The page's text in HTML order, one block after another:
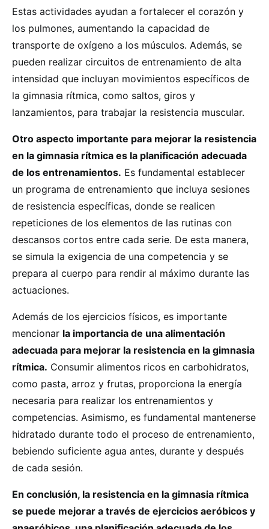
Estas actividades ayudan a fortalecer el corazón y
los pulmones, aumentando la capacidad de
transporte de oxígeno a los músculos. Además, se
pueden realizar circuitos de entrenamiento de alta
intensidad que incluyan movimientos específicos de
la gimnasia rítmica, como saltos, giros y
lanzamientos, para trabajar la resistencia muscular.
Otro aspecto importante para mejorar la resistencia
en la gimnasia rítmica es la planificación adecuada
de los entrenamientos. Es fundamental establecer
un programa de entrenamiento que incluya sesiones
de resistencia específicas, donde se realicen
repeticiones de los elementos de las rutinas con
descansos cortos entre cada serie. De esta manera,
se simula la exigencia de una competencia y se
prepara al cuerpo para rendir al máximo durante las
actuaciones.
Además de los ejercicios físicos, es importante
mencionar la importancia de una alimentación
adecuada para mejorar la resistencia en la gimnasia
rítmica. Consumir alimentos ricos en carbohidratos,
como pasta, arroz y frutas, proporciona la energía
necesaria para realizar los entrenamientos y
competencias. Asimismo, es fundamental mantenerse
hidratado durante todo el proceso de entrenamiento,
bebiendo suficiente agua antes, durante y después
de cada sesión.
En conclusión, la resistencia en la gimnasia rítmica
se puede mejorar a través de ejercicios aeróbicos y